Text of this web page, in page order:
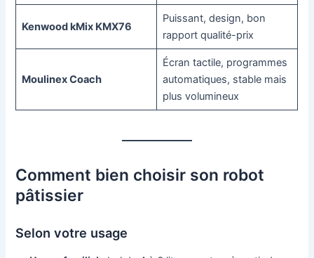
Kenwood kMix KMX76
Puissant, design, bon
rapport qualité-prix
Moulinex Coach
Écran tactile, programmes
automatiques, stable mais
plus volumineux
Comment bien choisir son robot
pâtissier
Selon votre usage